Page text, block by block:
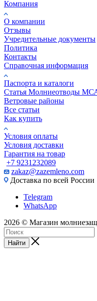
Компания
О компании
Отзывы
Учредительные документы
Политика
Контакты
Справочная информация
Паспорта и каталоги
Статья Молниеотводы
Ветровые районы
Все статьи
Как купить
Условия оплаты
Условия доставки
Гарантия на товар
+7 9231232089
zakaz@zazemleno.com
Доставка по всей России
Telegram
WhatsApp
2026 © Магазин
Найти